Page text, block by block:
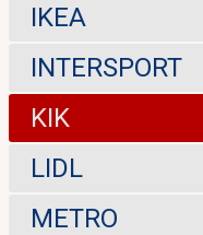
IKEA
INTERSPORT
KIK
LIDL
METRO